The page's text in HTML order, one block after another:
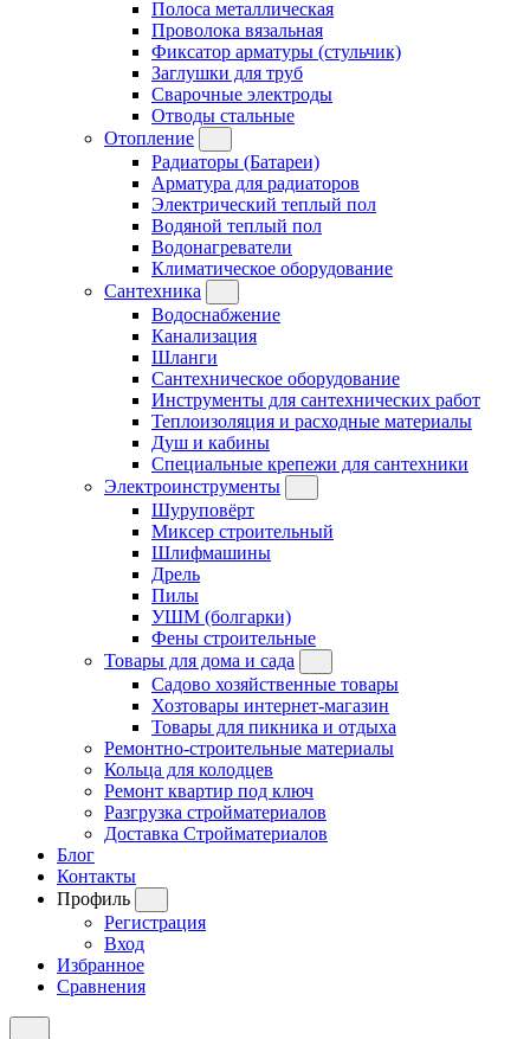
Полоса металлическая
Проволока вязальная
Фиксатор арматуры (стульчик)
Заглушки для труб
Сварочные электроды
Отводы стальные
Отопление
Радиаторы (Батареи)
Арматура для радиаторов
Электрический теплый пол
Водяной теплый пол
Водонагреватели
Климатическое оборудование
Сантехника
Водоснабжение
Канализация
Шланги
Сантехническое оборудование
Инструменты для сантехнических работ
Теплоизоляция и расходные материалы
Душ и кабины
Специальные крепежи для сантехники
Электроинструменты
Шуруповёрт
Миксер строительный
Шлифмашины
Дрель
Пилы
УШМ (болгарки)
Фены строительные
Товары для дома и сада
Садово хозяйственные товары
Хозтовары интернет-магазин
Товары для пикника и отдыха
Ремонтно-строительные материалы
Кольца для колодцев
Ремонт квартир под ключ
Разгрузка стройматериалов
Доставка Стройматериалов
Блог
Контакты
Профиль
Регистрация
Вход
Избранное
Сравнения